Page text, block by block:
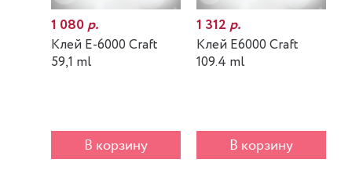
1 080р.
Клей E-6000 Craft
59,1 ml
В корзину
1 312р.
Клей E6000 Craft
109.4 ml
В корзину